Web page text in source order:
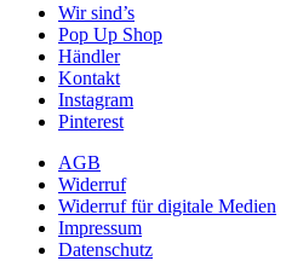
Wir sind’s
Pop Up Shop
Händler
Kontakt
Instagram
Pinterest
AGB
Widerruf
Widerruf für digitale Medien
Impressum
Datenschutz